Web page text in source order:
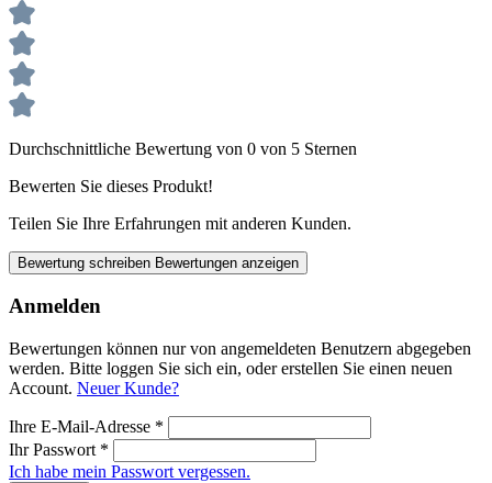
Durchschnittliche Bewertung von 0 von 5 Sternen
Bewerten Sie dieses Produkt!
Teilen Sie Ihre Erfahrungen mit anderen Kunden.
Bewertung schreiben Bewertungen anzeigen
Anmelden
Bewertungen können nur von angemeldeten Benutzern abgegeben
werden. Bitte loggen Sie sich ein, oder erstellen Sie einen neuen
Account. Neuer Kunde?
Ihre E-Mail-Adresse *
Ihr Passwort *
Ich habe mein Passwort vergessen.